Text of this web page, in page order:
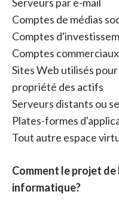
Comptes de médias
Comptes
Comptes
Sites Web utilisés
propriété des actifs
Serveurs distants ou
Plates-formes
Tout autre espace
Comment le projet
informatique?